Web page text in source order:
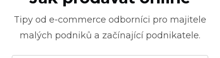
Tipy od e-commerce odborníci pro majitele
malých podniků a začínající podnikatele.